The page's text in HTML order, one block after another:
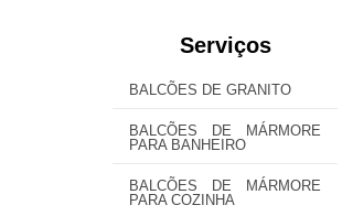
Serviços
BALCÕES DE GRANITO
BALCÕES DE MÁRMORE
PARA BANHEIRO
BALCÕES DE MÁRMORE
PARA COZINHA